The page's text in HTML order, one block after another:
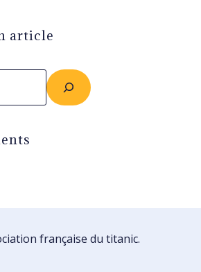
article